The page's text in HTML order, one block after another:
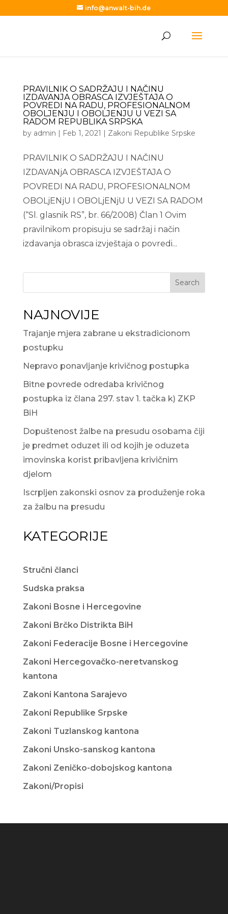
info@anwalt-bih.de
PRAVILNIK O SADRŽAJU I NAČINU
IZDAVANJA OBRASCA IZVJEŠTAJA O
POVREDI NA RADU, PROFESIONALNOM
OBOLJENJU I OBOLJENJU U VEZI SA
RADOM REPUBLIKA SRPSKA
by admin | Feb 1, 2021 | Zakoni Republike Srpske
PRAVILNIK O SADRŽAJU I NAČINU
IZDAVANjA OBRASCA IZVJEŠTAJA O
POVREDI NA RADU, PROFESIONALNOM
OBOLjENjU I OBOLjENjU U VEZI SA RADOM
(“Sl. glasnik RS”, br. 66/2008) Član 1 Ovim
pravilnikom propisuju se sadržaj i način
izdavanja obrasca izvještaja o povredi...
Search
NAJNOVIJE
Trajanje mjera zabrane u ekstradicionom
postupku
Nepravo ponavljanje krivičnog postupka
Bitne povrede odredaba krivičnog
postupka iz člana 297. stav 1. tačka k) ZKP
BiH
Dopuštenost žalbe na presudu osobama čiji
je predmet oduzet ili od kojih je oduzeta
imovinska korist pribavljena krivičnim
djelom
Iscrpljen zakonski osnov za produženje roka
za žalbu na presudu
KATEGORIJE
Stručni članci
Sudska praksa
Zakoni Bosne i Hercegovine
Zakoni Brčko Distrikta BiH
Zakoni Federacije Bosne i Hercegovine
Zakoni Hercegovačko-neretvanskog
kantona
Zakoni Kantona Sarajevo
Zakoni Republike Srpske
Zakoni Tuzlanskog kantona
Zakoni Unsko-sanskog kantona
Zakoni Zeničko-dobojskog kantona
Zakoni/Propisi